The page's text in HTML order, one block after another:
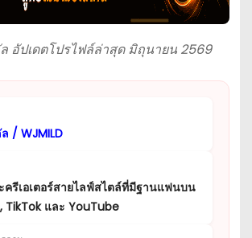
อัปเดตโปรไฟล์ล่าสุด มิถุนายน 2569
/ WJMILD
รีเอเตอร์สายไลฟ์สไตล์ที่มีฐานแฟนบน
TikTok และ YouTube